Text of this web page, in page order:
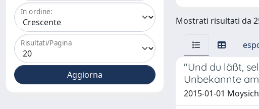
In ordine:
Risultati/Pagina
Mostrati risultati da
"Und du läßt,
Unbekannte
2015-01-01